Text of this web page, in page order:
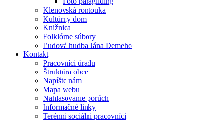
Klenovská rontouka
Kultúrny dom
Knižnica
Folklórne súbory
Ľudová hudba Jána Demeho
Kontakt
Pracovníci úradu
Štruktúra obce
Napíšte nám
Mapa webu
Nahlasovanie porúch
Informačné linky
Terénni sociálni pracovníci